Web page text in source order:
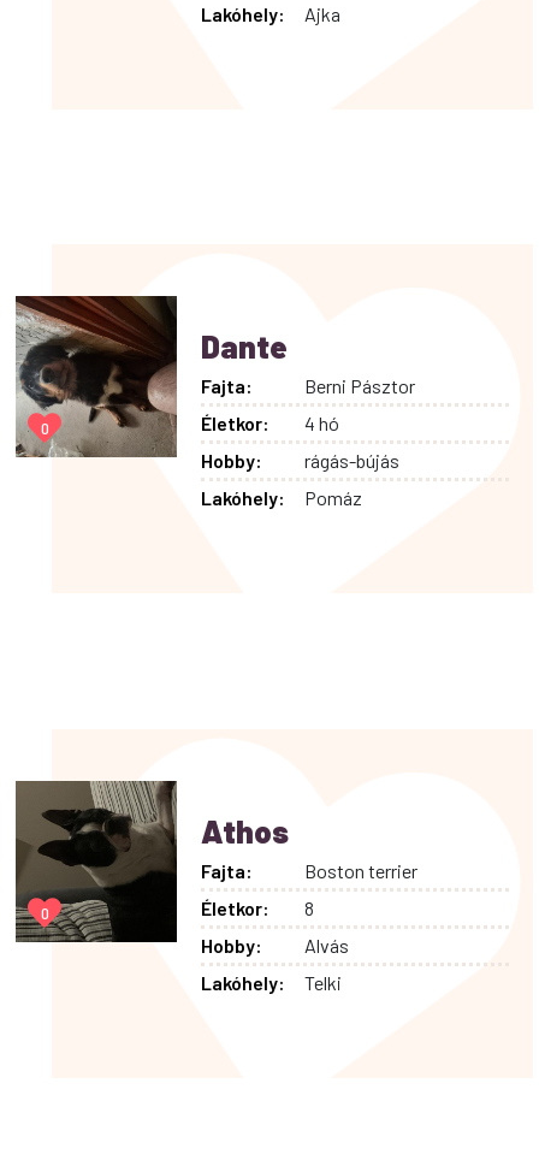
Lakóhely:
Ajka
0
Dante
Fajta:
Berni Pásztor
Életkor:
4 hó
Hobby:
rágás-bújás
Lakóhely:
Pomáz
0
Athos
Fajta:
Boston terrier
Életkor:
8
Hobby:
Alvás
Lakóhely:
Telki